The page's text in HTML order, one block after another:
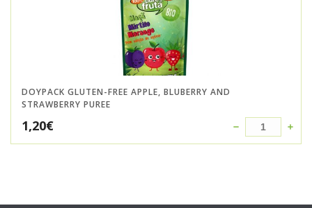
DOYPACK GLUTEN-FREE APPLE, BLUBERRY AND
STRAWBERRY PUREE
1,20€